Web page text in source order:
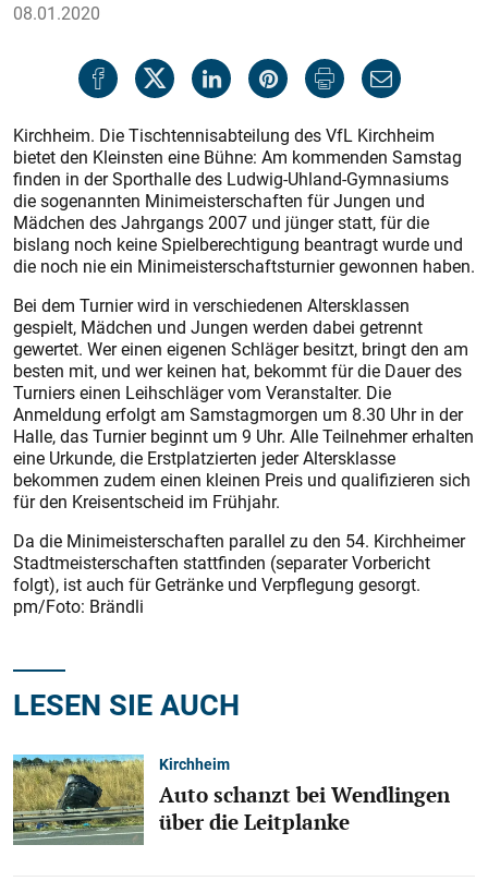
08.01.2020
Kirchheim. Die Tischtennisabteilung des VfL Kirchheim
bietet den Kleinsten eine Bühne: Am kommenden Samstag
finden in der Sporthalle des Ludwig-Uhland-Gymnasiums
die sogenannten Minimeisterschaften für Jungen und
Mädchen des Jahrgangs 2007 und jünger statt, für die
bislang noch keine Spielberechtigung beantragt wurde und
die noch nie ein Minimeisterschaftsturnier gewonnen haben.
Bei dem Turnier wird in verschiedenen Altersklassen
gespielt, Mädchen und Jungen werden dabei getrennt
gewertet. Wer einen eigenen Schläger besitzt, bringt den am
besten mit, und wer keinen hat, bekommt für die Dauer des
Turniers einen Leihschläger vom Veranstalter. Die
Anmeldung erfolgt am Samstagmorgen um 8.30 Uhr in der
Halle, das Turnier beginnt um 9 Uhr. Alle Teilnehmer erhalten
eine Urkunde, die Erstplatzierten jeder Altersklasse
bekommen zudem einen kleinen Preis und qualifizieren sich
für den Kreisentscheid im Frühjahr.
Da die Minimeisterschaften parallel zu den 54. Kirchheimer
Stadtmeisterschaften stattfinden (separater Vorbericht
folgt), ist auch für Getränke und Verpflegung gesorgt.
pm/Foto: Brändli
LESEN SIE AUCH
Kirchheim
Auto schanzt bei Wendlingen
über die Leitplanke